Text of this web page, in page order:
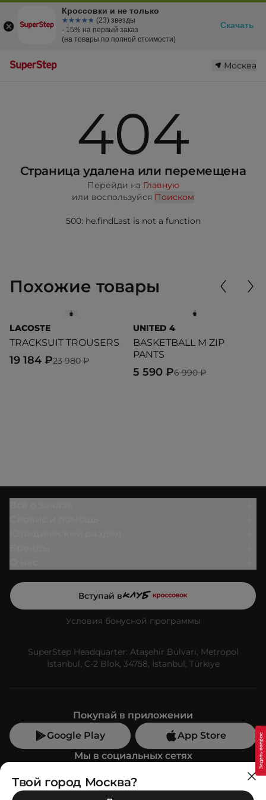
Москва
404
Страница удалена или перемещена
Перейди на Главную
или воспользуйся Поиском
500: he.findLast is not a function
Похожие товары
LACOSTE
TRACKSUIT TROUSERS
23 980 ₽
19 184 ₽
UNITED 4
BASKETBALL M ZIP
PANTS
6 990 ₽
5 590 ₽
Вступай в
Условия бонусной программы
SuperStep Headquarter: Ataşehir Bulvarı, Metropol
İstanbul, C-2 Blok, 34758, İstanbul, Türkiye
Покупай в приложении
Google Play
App Store
Мы в социальных сетях
Позвони нам
Твой город Москва?
Кроссовки и не только
☆☆☆☆☆
★★★★★ (23) звезды
- 15% на первый заказ
(на товары по полной стоимости)
Скачать